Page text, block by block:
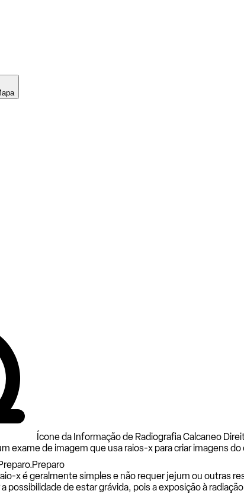
Ícone da Informação de Radiografia Calcaneo
exame de imagem que usa raios-x para criar imagens
Preparo
x é geralmente simples e não requer jejum ou outras
possibilidade de estar grávida, pois a exposição à